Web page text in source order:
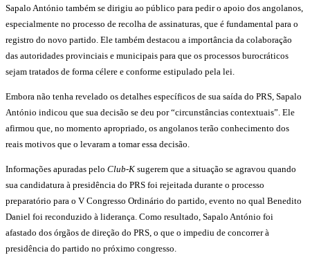
Sapalo António também se dirigiu ao público para pedir o apoio dos angolanos,
especialmente no processo de recolha de assinaturas, que é fundamental para o
registro do novo partido. Ele também destacou a importância da colaboração
das autoridades provinciais e municipais para que os processos burocráticos
sejam tratados de forma célere e conforme estipulado pela lei.
Embora não tenha revelado os detalhes específicos de sua saída do PRS, Sapalo
António indicou que sua decisão se deu por “circunstâncias contextuais”. Ele
afirmou que, no momento apropriado, os angolanos terão conhecimento dos
reais motivos que o levaram a tomar essa decisão.
Informações apuradas pelo Club-K sugerem que a situação se agravou quando
sua candidatura à presidência do PRS foi rejeitada durante o processo
preparatório para o V Congresso Ordinário do partido, evento no qual Benedito
Daniel foi reconduzido à liderança. Como resultado, Sapalo António foi
afastado dos órgãos de direção do PRS, o que o impediu de concorrer à
presidência do partido no próximo congresso.